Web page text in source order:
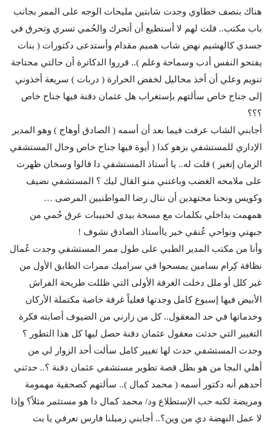
هناك بنصف خطاوي وجدت شابتين مليحات الوجه على الممر بجانب
باب مكتب.. قلت لهم لا أستطيع أن أتحرك والحُمي تسري وتحرق في
جسدي كالهشيم نهض شاب هميم مقدام وأستدعى دكتورات ( بنات
يفتحو النفس أدب وسماحة وعلم ).. قرروا الدكاترة أن حالتي محتاجة
تنويم وعلي أن أخذ محاليل لخفض الحرارة ( دربات ) سريعة أخذوني
إلى جناح خاص سألتهم بإستغراب هل عثمان دقنة فيها جناح خاص
؟؟؟
أجابني الشاب عرفت فيما بعد أن أسمه ( الصادق أوهاج ) وهو المدير
الإداري للمستشفي بزهو كدا ( أيوة فيها جناح خاص وحال المستشفي
الزمان إتغير ) قلت له.. يا أستاذ المستشفي دا قالوا وسخان ظهرت
على ملامحه الغضب وباغتني منو القال ليك ؟ المستشفي نضيف
وكويس ونحنا مجتهدين أن ننال رضا المواطنيين المرضى …
همهمت بداخلي بكلمات مع مسحة بيدي لحبيبات عرق حُمي من
جبهتي ونواحي عُنقي خير ياأستاذ الصادق نشوف !
وأنا من مكتب المدير الطبي على طول ممر المستشفي وجدت عُمال
نظافة كِرام بسامين يمسحوا في سراميك ممرات الطابق الأول من
غير كلل أو ملل دخلت الغرفة الأولى التي ظللت طريحة الفراش
الأبيض فيها إسبوع كامل وجدتها فعلياً غرفة خاصة مكتملة الأركان
وخدماتها في حد المعقول.. كل من زارني من الضيوف أصابته فكرة
التغيير التي حدثت معقول عثمان دقنة حصل ليها كل هذا التطور ؟
وجدت المستشفي حدث لها تغيير كامل سألت أحد الزوار لي من
أهلي البجا من هو بطل قصة تطوير مستشفي عثمان دقنة ؟.. حدثني
أحدهم أنه دكتور أسمه ( محمد كمال ).. سألتهم كصحفية مهمومة
ومريضة لكنه حب الإستطلاع ود/ محمد كمال دا هو مستثمر مثلاً؟ وإذا
لا عمل النهضة دي من وين؟.. أجابني زميلنا فارس تعرفي يا بت